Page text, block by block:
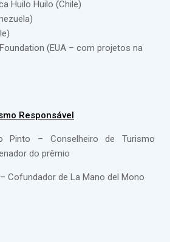
Huilo Huilo (Chile)
(EUA – com projetos na
Responsável
Pinto – Conselheiro de Turismo
do prêmio
Cofundador de La Mano del Mono